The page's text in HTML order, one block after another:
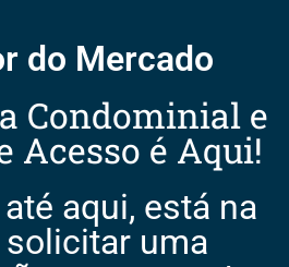
do Mercado
Condominial e
Acesso é Aqui!
aqui, está na
solicitar uma